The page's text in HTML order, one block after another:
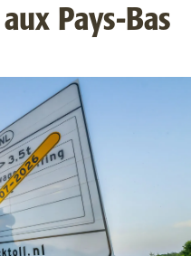
Pays-Bas